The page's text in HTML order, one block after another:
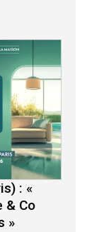
: «
& Co
»